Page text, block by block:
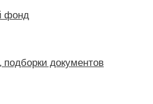
фонд
подборки документов